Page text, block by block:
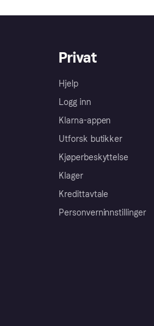
Privat
Hjelp
Logg inn
Klarna-appen
Utforsk butikker
Kjøperbeskyttelse
Klager
Kredittavtale
Personverninnstillinger